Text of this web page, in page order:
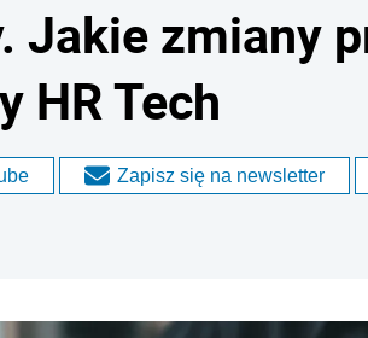
Jakie zmiany
HR Tech
Zapisz się na newsletter